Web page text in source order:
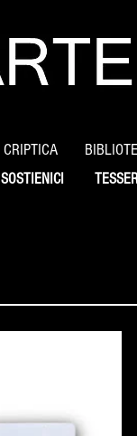
CRIPTICA
SOSTIENICI